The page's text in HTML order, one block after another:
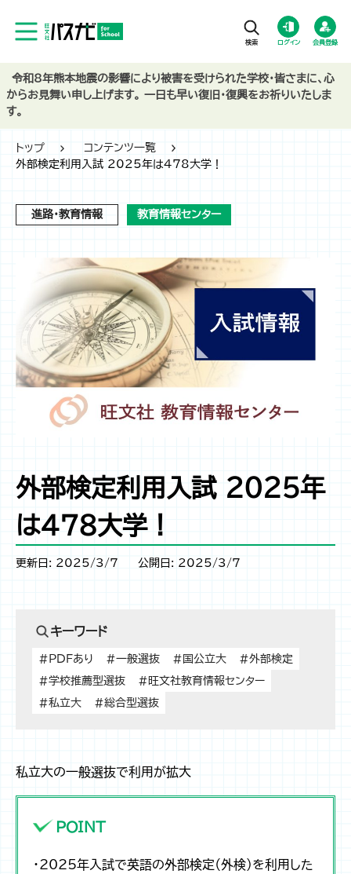
ログイン 会員登録
トップ
コンテンツ一覧
外部検定利用入試 2025年は478大学！
進路・教育情報 教育情報センター
外部検定利用入試 2025年
は478大学！
更新日: 2025/3/7 公開日: 2025/3/7
キーワード
#PDFあり #一般選抜 #国公立大
#外部検定
#学校推薦型選抜
#旺文社教育情報センター
#私立大
#総合型選抜
私立大の一般選抜で利用が拡大
POINT
・2025年入試で英語の外部検定（外検）を利用した
令和8年熊本地震の影響により被害を受けられた学校・皆さまに、心
からお見舞い申し上げます。 一日も早い復旧・復興をお祈りいたしま
す。